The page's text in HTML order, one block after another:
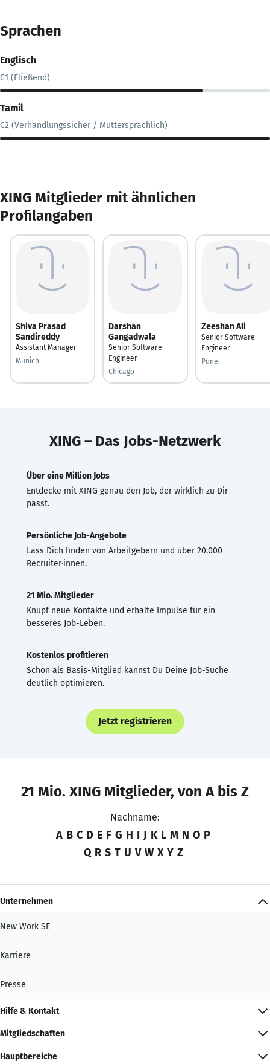
Sprachen
Englisch
C1 (Fließend)
Tamil
C2 (Verhandlungssicher / Muttersprachlich)
XING Mitglieder mit ähnlichen
Profilangaben
Shiva Prasad
Sandireddy
Assistant Manager
Munich
Darshan
Gangadwala
Senior Software
Engineer
Chicago
Zeeshan Ali
Senior Software
Engineer
Pune
XING – Das Jobs-Netzwerk
Über eine Million Jobs
Entdecke mit XING genau den Job, der wirklich zu Dir
passt.
Persönliche Job-Angebote
Lass Dich finden von Arbeitgebern und über 20.000
Recruiter·innen.
21 Mio. Mitglieder
Knüpf neue Kontakte und erhalte Impulse für ein
besseres Job-Leben.
Kostenlos profitieren
Schon als Basis-Mitglied kannst Du Deine Job-Suche
deutlich optimieren.
Jetzt registrieren
21 Mio. XING Mitglieder, von A bis Z
Nachname:
A B C D E F G H I J K L M N O P
Q R S T U V W X Y Z
Unternehmen
New Work SE
Karriere
Presse
Hilfe & Kontakt
Mitgliedschaften
Hauptbereiche